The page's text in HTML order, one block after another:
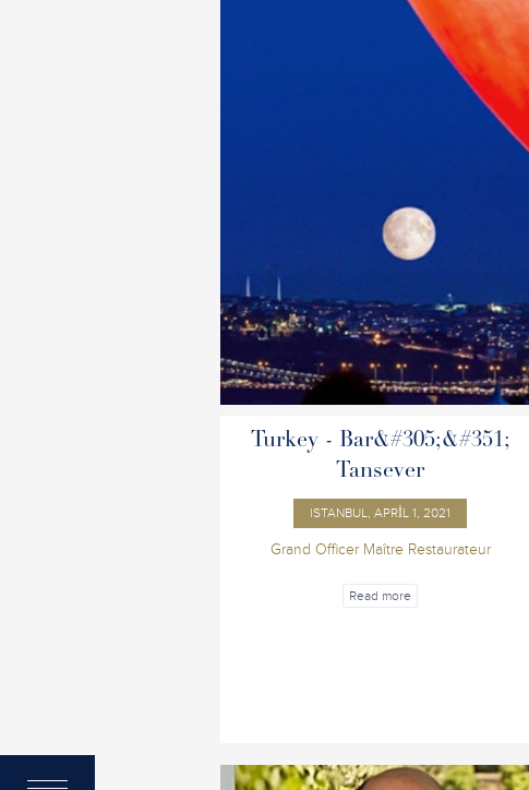
Turkey - Bar&#305;&#351;
Tansever
ISTANBUL, APRIL 1, 2021
Grand Officer Maître Restaurateur
Read more